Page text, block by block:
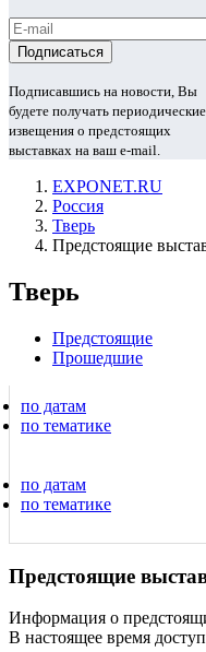
Подписавшись на новости, Вы
будете получать периодические
извещения о предстоящих
выставках на ваш e-mail.
EXPONET.RU
Россия
Тверь
Предстоящие
Тверь
Предстоящие
Прошедшие
по датам
по тематике
по датам
по тематике
Предстоящие
Информация о
В настоящее время